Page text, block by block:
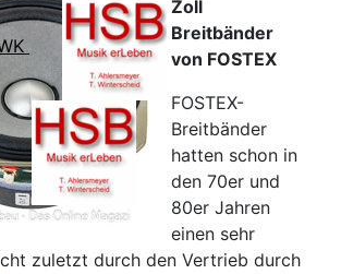
Zoll
Breitbänder
von FOSTEX
FOSTEX-
Breitbänder
hatten schon in
den 70er und
80er Jahren
einen sehr
zuletzt durch den Vertrieb durch